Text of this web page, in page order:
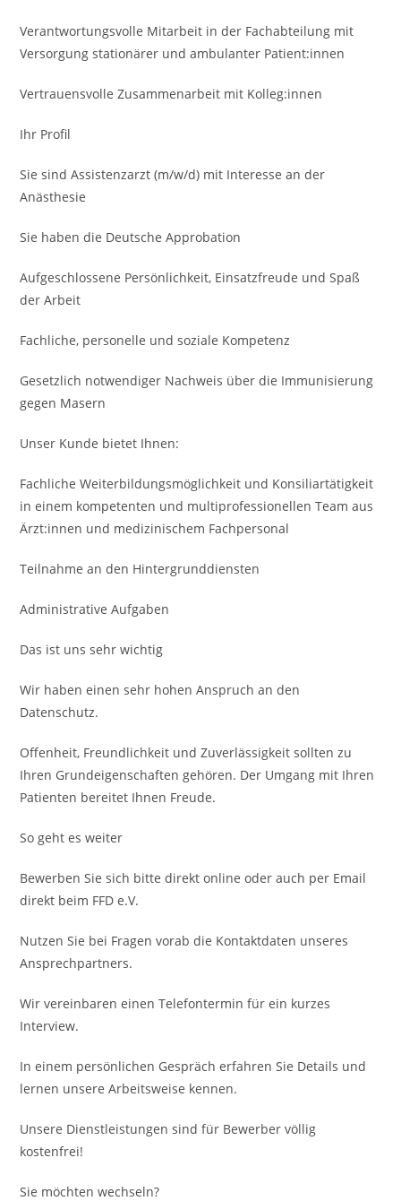
Verantwortungsvolle Mitarbeit in der Fachabteilung mit
Versorgung stationärer und ambulanter Patient:innen
Vertrauens­volle Zusammenarbeit mit Kolleg:innen
Ihr Profil
Sie sind Assistenzarzt (m/w/d) mit Interesse an der
Anästhesie
Sie haben die Deutsche Approbation
Aufgeschlossene Persönlich­keit, Einsatzfreude und Spaß
der Arbeit
Fachliche, personelle und soziale Kompetenz
Gesetzlich notwendiger Nachweis über die Immuni­sierung
gegen Masern
Unser Kunde bietet Ihnen:
Fachliche Weiterbildungsmöglichkeit und Konsiliar­tätigkeit
in einem kompe­tenten und multiprofessio­nellen Team aus
Ärzt:innen und medizinischem Fach­personal
Teilnahme an den Hinter­grund­diensten
Administrative Aufgaben
Das ist uns sehr wichtig
Wir haben einen sehr hohen Anspruch an den
Datenschutz.
Offenheit, Freundlichkeit und Zuverlässigkeit sollten zu
Ihren Grundeigenschaften gehören. Der Umgang mit Ihren
Patienten bereitet Ihnen Freude.
So geht es weiter
Bewerben Sie sich bitte direkt online oder auch per Email
direkt beim FFD e.V.
Nutzen Sie bei Fragen vorab die Kontaktdaten unseres
Ansprechpartners.
Wir vereinbaren einen Telefontermin für ein kurzes
Interview.
In einem persönlichen Gespräch erfahren Sie Details und
lernen unsere Arbeitsweise kennen.
Unsere Dienstleistungen sind für Bewerber völlig
kostenfrei!
Sie möchten wechseln?